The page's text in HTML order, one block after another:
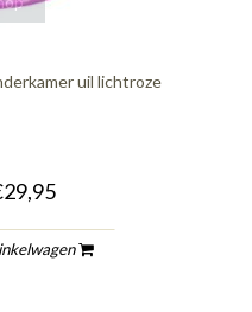
uil lichtroze